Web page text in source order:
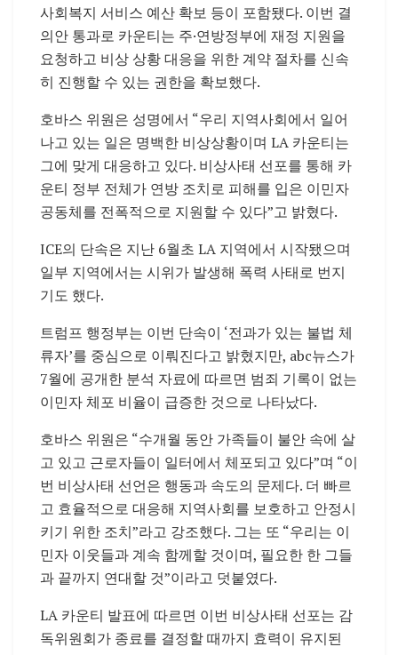
사회복지 서비스 예산 확보 등이 포함됐다. 이번 결
의안 통과로 카운티는 주·연방정부에 재정 지원을
요청하고 비상 상황 대응을 위한 계약 절차를 신속
히 진행할 수 있는 권한을 확보했다.
호바스 위원은 성명에서 “우리 지역사회에서 일어
나고 있는 일은 명백한 비상상황이며 LA 카운티는
그에 맞게 대응하고 있다. 비상사태 선포를 통해 카
운티 정부 전체가 연방 조치로 피해를 입은 이민자
공동체를 전폭적으로 지원할 수 있다”고 밝혔다.
ICE의 단속은 지난 6월초 LA 지역에서 시작됐으며
일부 지역에서는 시위가 발생해 폭력 사태로 번지
기도 했다.
트럼프 행정부는 이번 단속이 ‘전과가 있는 불법 체
류자’를 중심으로 이뤄진다고 밝혔지만, abc뉴스가
7월에 공개한 분석 자료에 따르면 범죄 기록이 없는
이민자 체포 비율이 급증한 것으로 나타났다.
호바스 위원은 “수개월 동안 가족들이 불안 속에 살
고 있고 근로자들이 일터에서 체포되고 있다”며 “이
번 비상사태 선언은 행동과 속도의 문제다. 더 빠르
고 효율적으로 대응해 지역사회를 보호하고 안정시
키기 위한 조치”라고 강조했다. 그는 또 “우리는 이
민자 이웃들과 계속 함께할 것이며, 필요한 한 그들
과 끝까지 연대할 것”이라고 덧붙였다.
LA 카운티 발표에 따르면 이번 비상사태 선포는 감
독위원회가 종료를 결정할 때까지 효력이 유지된